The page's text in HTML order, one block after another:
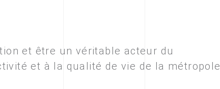
et être un véritable acteur du
et à la qualité de vie de la métropole